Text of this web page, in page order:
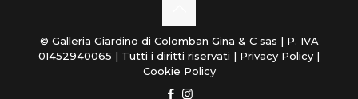
© Galleria Giardino di Colomban Gina & C sas | P. IVA
01452940065 | Tutti i diritti riservati | Privacy Policy |
Cookie Policy